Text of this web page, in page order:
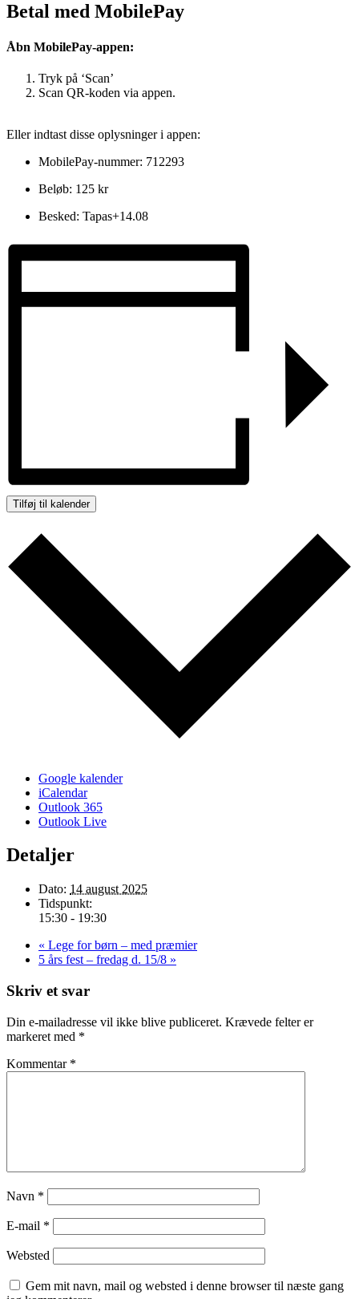
Betal med MobilePay
Åbn MobilePay-appen:
Tryk på ‘Scan’
Scan QR-koden via appen.
Eller indtast disse oplysninger i appen:
MobilePay-nummer: 712293
Beløb: 125 kr
Besked: Tapas+14.08
Tilføj til kalender
Google kalender
iCalendar
Outlook 365
Outlook Live
Detaljer
Dato: 14 august 2025
Tidspunkt:
15:30 - 19:30
« Lege for børn – med præmier
5 års fest – fredag d. 15/8 »
Skriv et svar
Din e-mailadresse vil ikke blive publiceret. Krævede felter er
markeret med *
Kommentar *
Navn *
E-mail *
Websted
Gem mit navn, mail og websted i denne browser til næste gang